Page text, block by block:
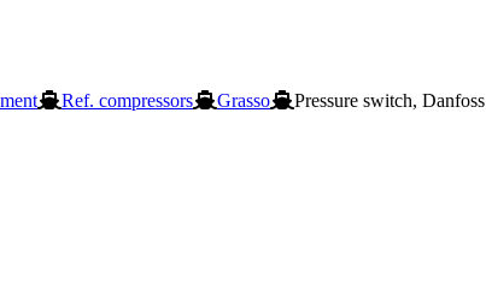
Ref. compressors Grasso Pressure switch, Danfoss